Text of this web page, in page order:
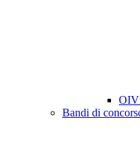
OIV
Bandi di